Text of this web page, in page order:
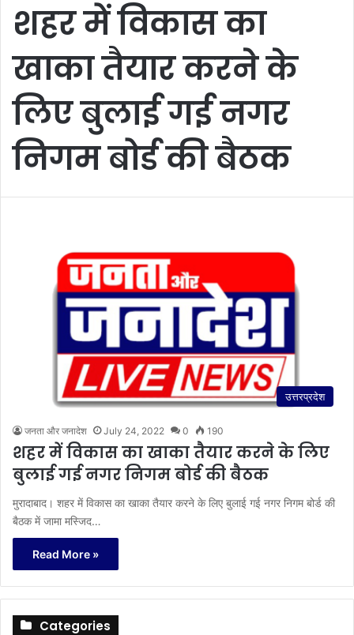
शहर में विकास का
खाका तैयार करने के
लिए बुलाई गई नगर
निगम बोर्ड की बैठक
उत्तरप्रदेश
जनता और जनादेश July 24, 2022 0 190
शहर में विकास का खाका तैयार करने के लिए
बुलाई गई नगर निगम बोर्ड की बैठक
मुरादाबाद। शहर में विकास का खाका तैयार करने के लिए बुलाई गई नगर निगम बोर्ड की
बैठक में जामा मस्जिद…
Read More »
Categories